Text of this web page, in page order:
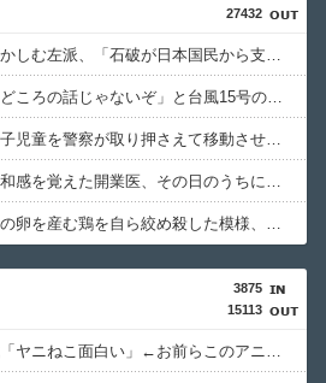
27432
石破前首相を懐かしむ左派、「石破が日本国民から支持されまくっていた」と主張してしまうも……
「近年稀に見るどころの話じゃないぞ」と台風15号の予想進路に困惑する人が多数、偏西風が全く通用していないんだけど……
「平和を願う女子児童を警察が取り押さえて移動させた」と市民団体が告発、「児童……どこ？」とガチで困惑する人が続出
自宅で左手に違和感を覚えた開業医、その日のうちに両足が動かなくなり入院すると……
フジテレビが金の卵を産む鶏を自ら絞め殺した模様、社運を賭けたドル箱コンテンツが御蔵入りになってしまい……
3875
15113
【悲報】新海誠「ヤニねこ面白い」←お前らこのアニメどう思ってんの？